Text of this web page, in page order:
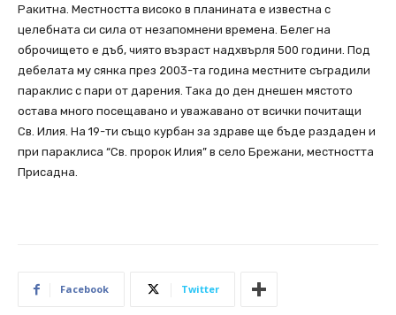
Ракитна. Местността високо в планината е известна с
целебната си сила от незапомнени времена. Белег на
оброчището е дъб, чиято възраст надхвърля 500 години. Под
дебелата му сянка през 2003-та година местните съградили
параклис с пари от дарения. Така до ден днешен мястото
остава много посещавано и уважавано от всички почитащи
Св. Илия. На 19-ти също курбан за здраве ще бъде раздаден и
при параклиса “Св. пророк Илия” в село Брежани, местността
Присадна.
Facebook Twitter